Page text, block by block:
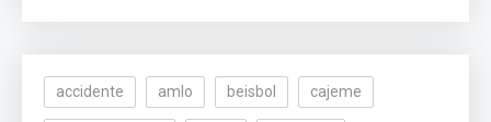
accidente amlo beisbol cajeme